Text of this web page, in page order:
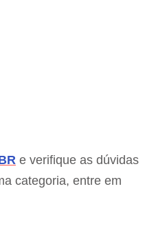
e verifique as dúvidas
categoria, entre em